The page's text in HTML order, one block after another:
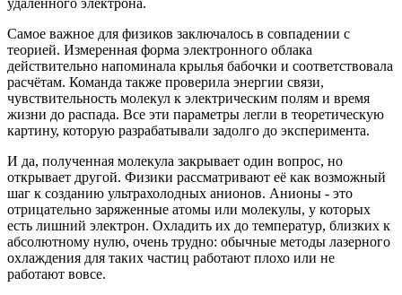
Самое важное для физиков заключалось в совпадении с
теорией. Измеренная форма электронного облака
действительно напоминала крылья бабочки и соответствовала
расчётам. Команда также проверила энергии связи,
чувствительность молекул к электрическим полям и время
жизни до распада. Все эти параметры легли в теоретическую
картину, которую разрабатывали задолго до эксперимента.
И да, полученная молекула закрывает один вопрос, но
открывает другой. Физики рассматривают её как возможный
шаг к созданию ультрахолодных анионов. Анионы - это
отрицательно заряженные атомы или молекулы, у которых
есть лишний электрон. Охладить их до температур, близких к
абсолютному нулю, очень трудно: обычные методы лазерного
охлаждения для таких частиц работают плохо или не
работают вовсе.